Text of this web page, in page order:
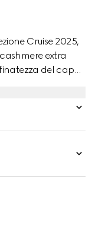
Cruise 2025,
extra
del capo,